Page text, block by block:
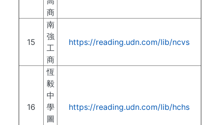
商
15
南
強
工
商
https://reading.udn.com/lib/ncvs
16
恆
毅
中
學
圖
https://reading.udn.com/lib/hchs